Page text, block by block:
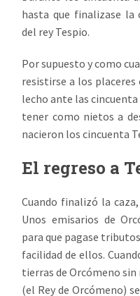
hasta que finalizase la
del rey Tespio.
Por supuesto y como
resistirse a los placeres
lecho ante las cincuenta
tener como nietos a
nacieron los cincuenta
El regreso a
Cuando finalizó la
Unos emisarios de
para que pagase
facilidad de ellos.
tierras de Orcómeno
(el Rey de Orcómeno)